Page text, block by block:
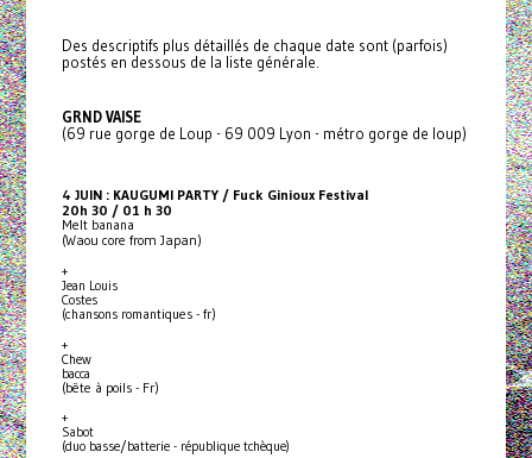
Des descriptifs plus détaillés de chaque date sont (parfois)
postés en dessous de la liste générale.
GRND VAISE
(69 rue gorge de Loup - 69 009 Lyon - métro gorge de loup)
4 JUIN : KAUGUMI PARTY / Fuck Ginioux Festival
20h 30 / 01 h 30
Melt banana
(Waou core from Japan)
+
Jean Louis
Costes
(chansons romantiques - fr)
+
Chew
bacca
(bête à poils - Fr)
+
Sabot
(duo basse/batterie - république tchèque)